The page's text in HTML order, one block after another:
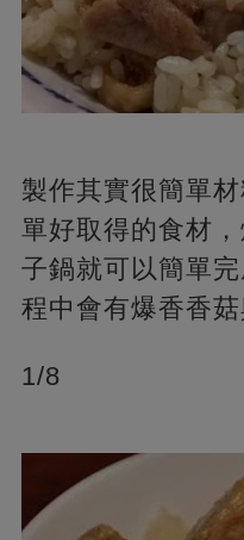
製作其實很簡單
單好取得的食材
子鍋就可以簡單
程中會有爆香香菇
1/8